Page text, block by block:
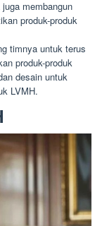
membangun
produk-produk
timnya untuk terus
produk-produk
desain untuk
LVMH.